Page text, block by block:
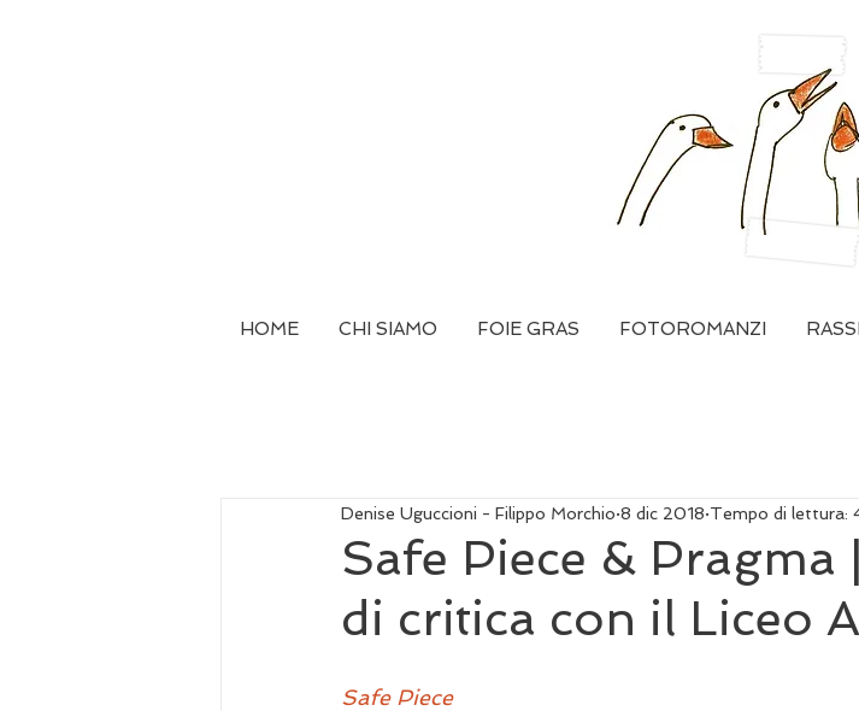
HOME CHI SIAMO FOIE GRAS FOTOROMANZI
Safe Piece &
di critica con il Liceo
Denise Uguccioni - Filippo Morchio 8 dic 2018 Tempo di lettura:
Safe Piece